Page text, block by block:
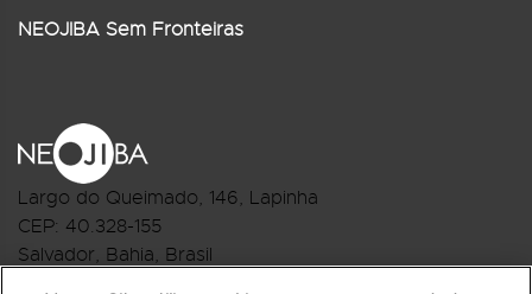
NEOJIBA Sem Fronteiras
Largo do Queimado, 146, Lapinha
CEP: 40.328-155
Salvador, Bahia, Brasil